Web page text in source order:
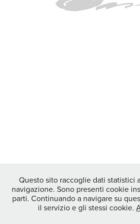
Questo sito raccoglie dati statistici
navigazione. Sono presenti cookie
parti. Continuando a navigare su
il servizio e gli stessi cookie.